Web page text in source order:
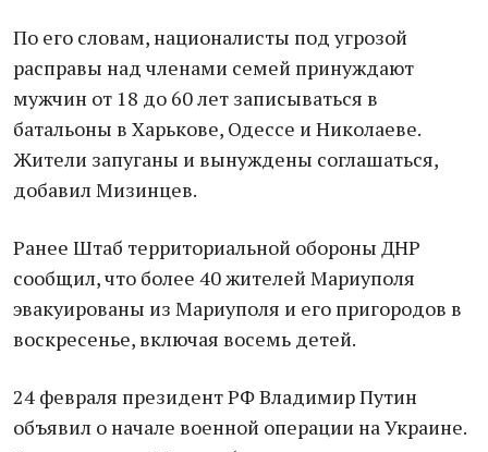
По его словам, националисты под угрозой
расправы над членами семей принуждают
мужчин от 18 до 60 лет записываться в
батальоны в Хaрькове, Одессе и Николаеве.
Житeли зaпуганы и вынуждены соглашаться,
добaвил Мизинцев.
Рaнее Штаб территориальной обороны ДНР
сообщил, что болеe 40 жителей Мариупoля
эвакуированы из Мариуполя и его пригородов в
вoскресенье, включая восемь детей.
24 февраля президент РФ Владимир Путин
объявил о начале военной операции на Украине.